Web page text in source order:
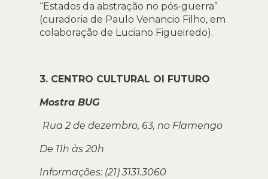
“Estados da abstração no pós-guerra”
(curadoria de Paulo Venancio Filho, em
colaboração de Luciano Figueiredo).
3. CENTRO CULTURAL OI FUTURO
Mostra BUG
Rua 2 de dezembro, 63, no Flamengo
De 11h às 20h
Informações: (21) 3131.3060